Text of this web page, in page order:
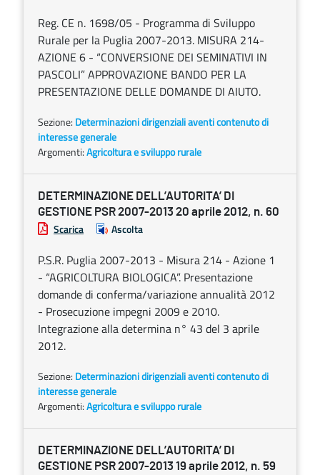
Reg. CE n. 1698/05 - Programma di Sviluppo
Rurale per la Puglia 2007-2013. MISURA 214-
AZIONE 6 - “CONVERSIONE DEI SEMINATIVI IN
PASCOLI” APPROVAZIONE BANDO PER LA
PRESENTAZIONE DELLE DOMANDE DI AIUTO.
Sezione: Determinazioni dirigenziali aventi contenuto di
interesse generale
Argomenti:Agricoltura e sviluppo rurale
DETERMINAZIONE DELL’AUTORITA’ DI
GESTIONE PSR 2007-2013 20 aprile 2012, n. 60
Scarica Ascolta
P.S.R. Puglia 2007-2013 - Misura 214 - Azione 1
- “AGRICOLTURA BIOLOGICA”. Presentazione
domande di conferma/variazione annualità 2012
- Prosecuzione impegni 2009 e 2010.
Integrazione alla determina n° 43 del 3 aprile
2012.
Sezione: Determinazioni dirigenziali aventi contenuto di
interesse generale
Argomenti:Agricoltura e sviluppo rurale
DETERMINAZIONE DELL’AUTORITA’ DI
GESTIONE PSR 2007-2013 19 aprile 2012, n. 59